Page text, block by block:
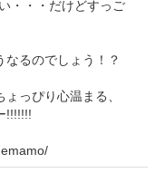
・・・だけどすっご
るのでしょう！？
っぴり心温まる、
!!!!!!!